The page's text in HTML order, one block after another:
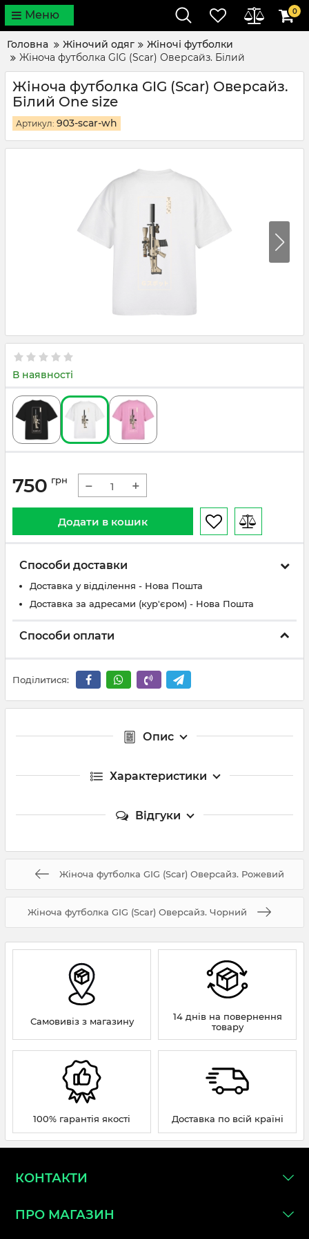
Меню 0
Головна Жіночий одяг
Жіночі футболки
Жіноча футболка GIG (Scar) Оверсайз. Білий
Жіноча футболка GIG (Scar) Оверсайз.
Білий One size
Артикул: 903-scar-wh
В наявності
750 грн − +
Додати в кошик
Способи доставки
Доставка у відділення - Нова Пошта
Доставка за адресами (кур'єром) - Нова Пошта
Способи оплати
Поділитися:
Опис
Характеристики
Відгуки
Жіноча футболка GIG (Scar) Оверсайз. Рожевий
Жіноча футболка GIG (Scar) Оверсайз. Чорний
Самовивіз з магазину
14 днів на повернення
товару
100% гарантія якості Доставка по всій країні
КОНТАКТИ
ПРО МАГАЗИН